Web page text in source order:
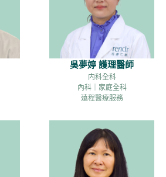
吳夢婷 護理醫師
内科全科
內科｜家庭全科
遠程醫療服務